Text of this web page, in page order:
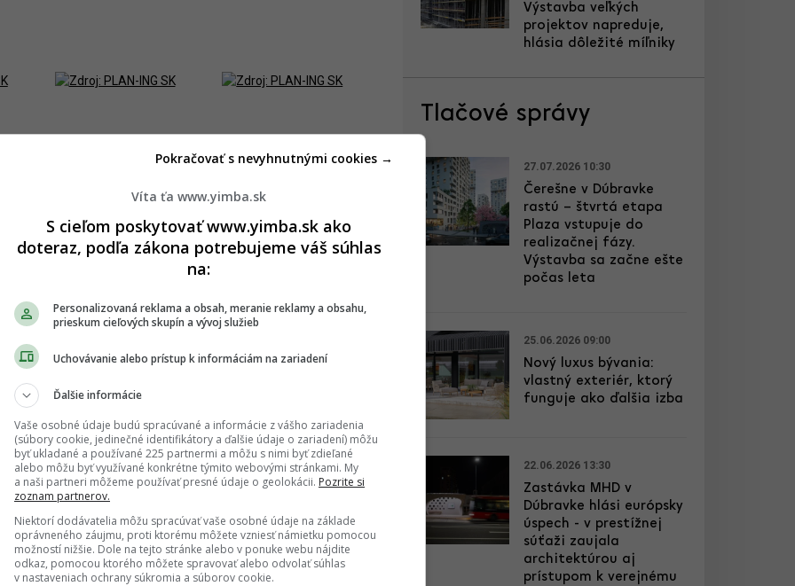
a spísala
. Argumentovala zhoršením kvality
detí zo susednej školy. Podporu v tom čase
postup mesta a vyzvalo starostu, aby územné
miestnom zastupiteľstve
projektu stavby. Mestskej časti mala byť doručená
1,25 milióna eur s DPH.
splnomocnili starostu pokračovať v rokovaniach o
na Humenskom námestí napokon vznikne polyfunkčný
je isté ani to, či k odkúpeniu skutočne dôjde.
by kúpou získala kontrolu nad tým, čo sa bude na
pozemok slúžil potrebám mestskej časti a rešpektoval aj
si, že by bolo vhodné zvážiť možnosť na tomto
pre seniorov,“uvádza stránka PRE Petržalku.
Výstavba veľkých
projektov napreduje,
hlásia dôležité míľniky
Tlačové správy
27.07.2026 10:30
Čerešne v Dúbravke
rastú – štvrtá etapa
Plaza vstupuje do
realizačnej fázy.
Výstavba sa začne ešte
počas leta
25.06.2026 09:00
Nový luxus bývania:
vlastný exteriér, ktorý
funguje ako ďalšia izba
22.06.2026 13:30
Zastávka MHD v
Dúbravke hlási európsky
úspech - v prestížnej
súťaži zaujala
architektúrou aj
prístupom k verejnému
Víta ťa www.yimba.sk
S cieľom poskytovať www.yimba.sk ako
doteraz, podľa zákona potrebujeme váš súhlas
na:
Personalizovaná reklama a obsah, meranie reklamy a obsahu,
prieskum cieľových skupín a vývoj služieb
Uchovávanie alebo prístup k informáciám na zariadení
Ďalšie informácie
Vaše osobné údaje budú spracúvané a informácie z vášho zariadenia
(súbory cookie, jedinečné identifikátory a ďalšie údaje o zariadení) môžu
byť ukladané a používané 225 partnermi a môžu s nimi byť zdieľané
alebo môžu byť využívané konkrétne týmito webovými stránkami. My
a naši partneri môžeme používať presné údaje o geolokácii. Pozrite si
zoznam partnerov.
Niektorí dodávatelia môžu spracúvať vaše osobné údaje na základe
oprávneného záujmu, proti ktorému môžete vzniesť námietku pomocou
možností nižšie. Dole na tejto stránke alebo v ponuke webu nájdite
odkaz, pomocou ktorého môžete spravovať alebo odvolať súhlas
v nastaveniach ochrany súkromia a súborov cookie.
Pokračovať s nevyhnutnými cookies →